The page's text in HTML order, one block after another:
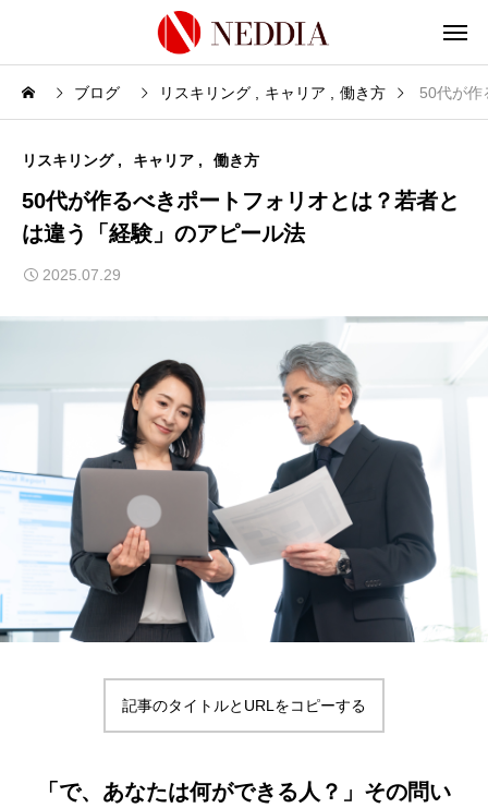
ブログ リスキリング キャリア 働き方 50代が作
リスキリング キャリア 働き方
50代が作るべきポートフォリオとは？若者と
は違う「経験」のアピール法
2025.07.29
記事のタイトルとURLをコピーする
「で、あなたは何ができる人？」その問い